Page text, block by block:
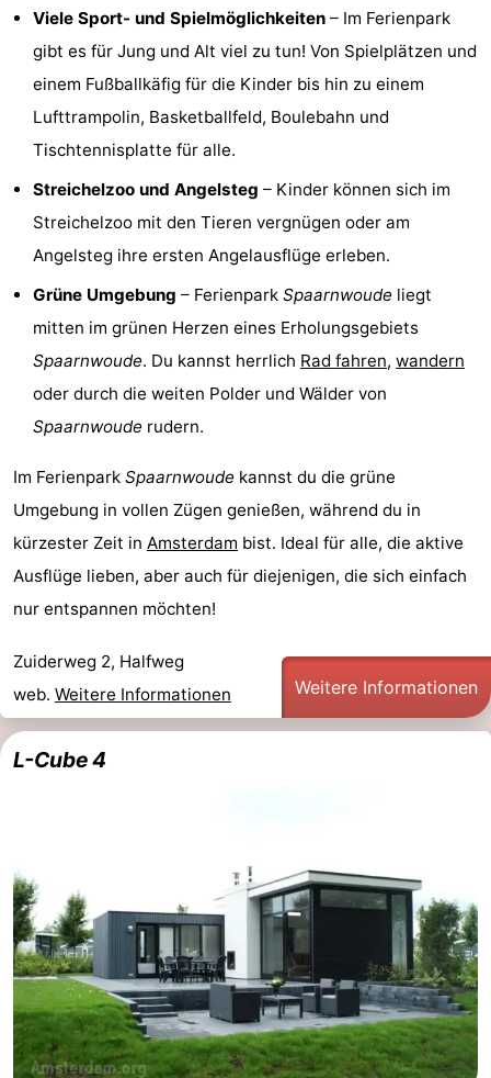
Kanale
Coffeeshops
Homohauptstadt
Rotlichtviertel
Geschichte
der
Diamante
Plätze
Zentrum
Gärten
und
Parks
Stadtviertel
Umgebung
-
Nordholland
-
Südholland
Praktisch
Forum
Reisebuchshop
Őffentliche
Hauptbahnhof
Schiphol
Eindhoven
Parken
Tipps
Viele Sport- und Spielmöglichkeiten – Im Ferienpark
gibt es für Jung und Alt viel zu tun! Von Spielplätzen und
einem Fußballkäfig für die Kinder bis hin zu einem
Lufttrampolin, Basketballfeld, Boulebahn und
Tischtennisplatte für alle.
Streichelzoo und Angelsteg – Kinder können sich im
Streichelzoo mit den Tieren vergnügen oder am
Angelsteg ihre ersten Angelausflüge erleben.
Grüne Umgebung – Ferienpark Spaarnwoude liegt
mitten im grünen Herzen eines Erholungsgebiets
Spaarnwoude. Du kannst herrlich Rad fahren, wandern
oder durch die weiten Polder und Wälder von
Spaarnwoude rudern.
Im Ferienpark Spaarnwoude kannst du die grüne
Umgebung in vollen Zügen genießen, während du in
kürzester Zeit in Amsterdam bist. Ideal für alle, die aktive
Ausflüge lieben, aber auch für diejenigen, die sich einfach
nur entspannen möchten!
Zuiderweg 2, Halfweg
web. Weitere Informationen Weitere Informationen
L-Cube 4